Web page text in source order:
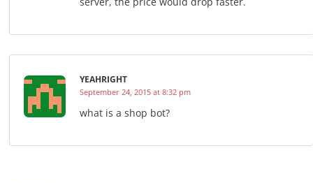
YEAHRIGHT
September 24, 2015 at 8:32 pm
what is a shop bot?